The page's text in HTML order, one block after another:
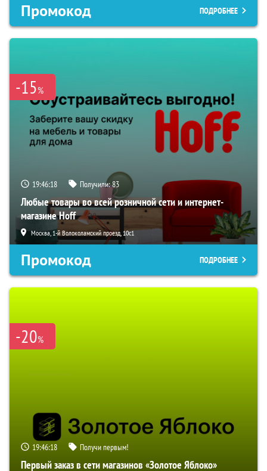
Промокод ПОДРОБНЕЕ
-15%
19:46:17 Получили:83
Любые товары во всей розничной сети и интернет-
магазине Hoff
Москва, 1-й Волоколамский проезд, 10с1
Промокод ПОДРОБНЕЕ
-20%
19:46:17 Получи первым!
Первый заказ в сети магазинов «Золотое Яблоко»